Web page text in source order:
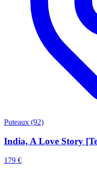
Puteaux (92)
India, A Love Story
179 €